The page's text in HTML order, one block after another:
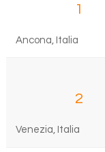
1
Ancona, Italia
2
Venezia, Italia